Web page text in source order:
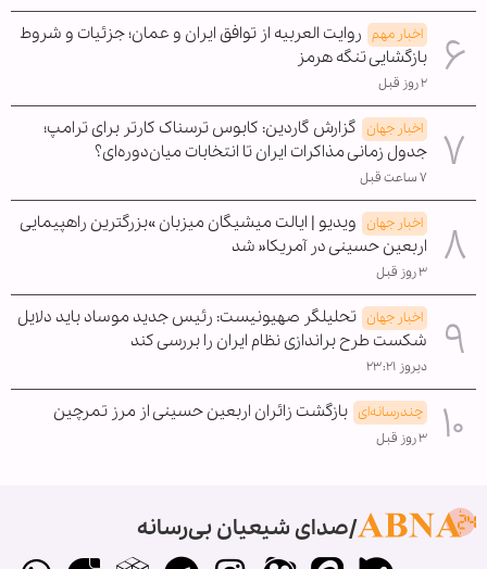
اخبار مهم روایت العربیه از توافق ایران و عمان؛ جزئیات و شروط
بازگشایی تنگه هرمز
۲ روز قبل
اخبار جهان گزارش گاردین: کابوس ترسناک کارتر برای ترامپ؛
جدول زمانی مذاکرات ایران تا انتخابات میان‌دوره‌ای؟
۷ ساعت قبل
اخبار جهان ویدیو | ایالت میشیگان میزبان »بزرگترین راهپیمایی
اربعین حسینی در آمریکا« شد
۳ روز قبل
اخبار جهان تحلیلگر صهیونیست: رئیس جدید موساد باید دلایل
شکست طرح براندازی نظام ایران را بررسی کند
دیروز ۲۳:۲۱
چندرسانه‌ای بازگشت زائران اربعین حسینی از مرز تمرچین
۳ روز قبل
صدای شیعیان بی‌رسانه